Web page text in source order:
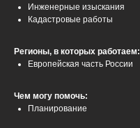
Инженерные изыскания
Кадастровые работы
Регионы, в которых работаем:
Европейская часть России
Чем могу помочь:
Планирование